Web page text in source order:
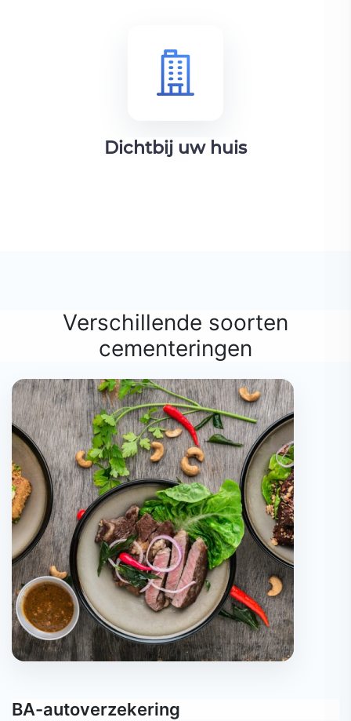
Dichtbij uw huis
Verschillende soorten
cementeringen
BA-autoverzekering